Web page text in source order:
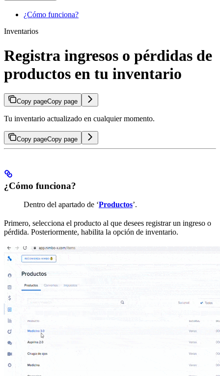
¿Cómo funciona?
Inventarios
Registra ingresos o pérdidas de
productos en tu inventario
Copy pageCopy page
Tu inventario actualizado en cualquier momento.
Copy pageCopy page
¿Cómo funciona?
Dentro del apartado de ‘Productos’.
Primero, selecciona el producto al que desees registrar un ingreso o
pérdida. Posteriormente, habilita la opción de inventario.